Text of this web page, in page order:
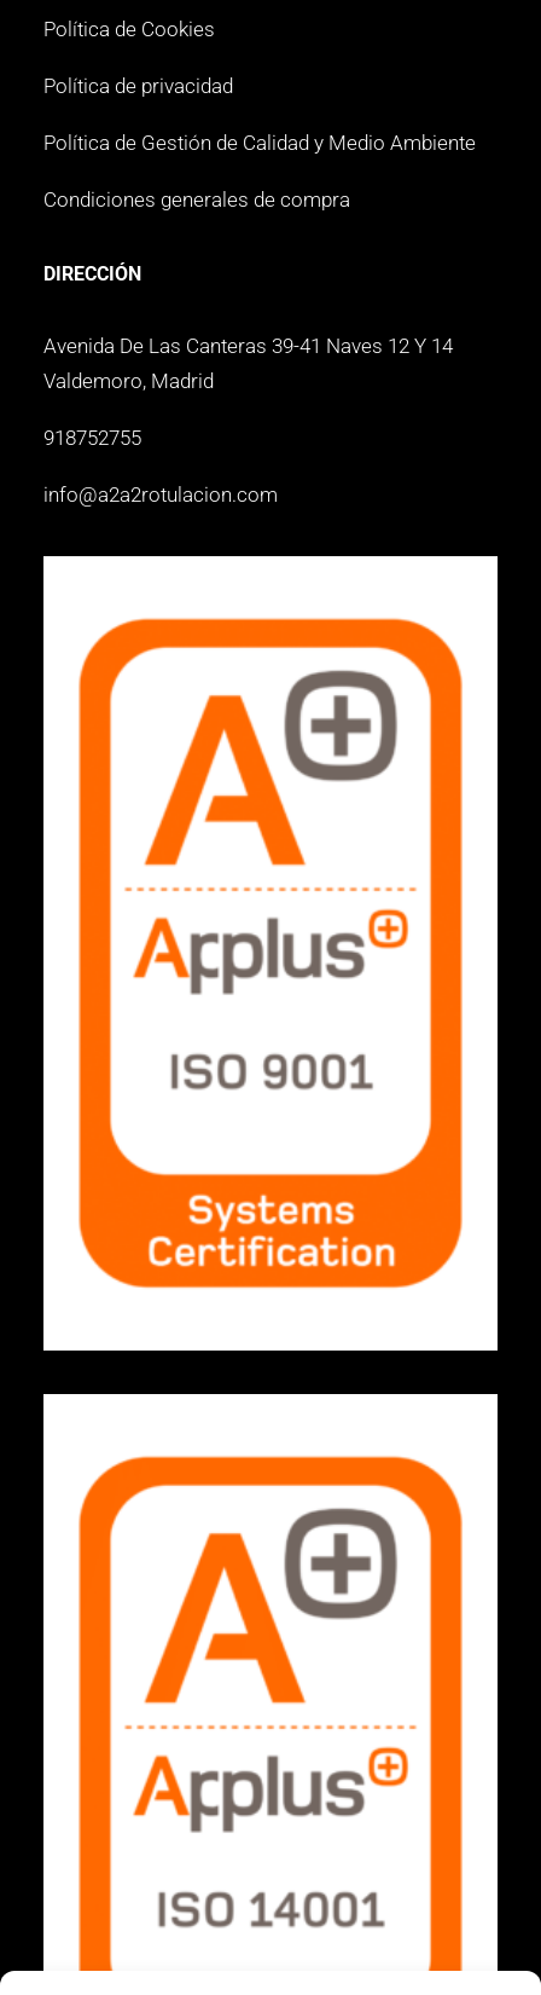
Política de Cookies
Política de privacidad
Política de Gestión de Calidad y Medio Ambiente
Condiciones generales de compra
DIRECCIÓN
Avenida De Las Canteras 39-41 Naves 12 Y 14
Valdemoro, Madrid
918752755
info@a2a2rotulacion.com